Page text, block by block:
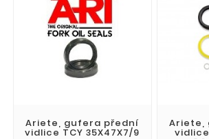
Ariete, gufera přední
vidlice TCY 35X47X7/9
Ariete,